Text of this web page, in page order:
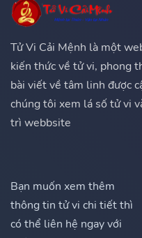
Tử Vi Cải Mệnh là một
kiến thức về tử vi, phong
bài viết về tâm linh được
chúng tôi xem lá số tử vi
trì webbsite
Bạn muốn xem thêm
thông tin tử vi chi tiết thì
có thể liên hệ ngay với